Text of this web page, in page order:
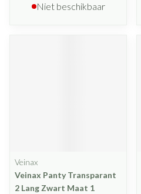
Niet beschikbaar
Veinax
Veinax Panty Transparant
2 Lang Zwart Maat 1